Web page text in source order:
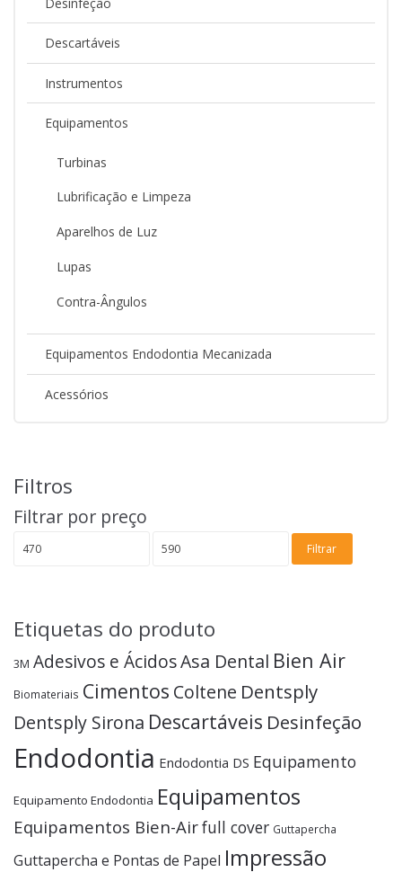
Descartáveis
Instrumentos
Equipamentos
Turbinas
Lubrificação e Limpeza
Aparelhos de Luz
Lupas
Contra-Ângulos
Equipamentos Endodontia Mecanizada
Acessórios
Filtros
Filtrar por preço
mínimo
máximo
Filtrar
Etiquetas do produto
3M Adesivos e ÁcidosAsa Dental Bien Air
Biomateriais Cimentos Coltene Dentsply
Dentsply Sirona Descartáveis Desinfeção
Endodontia Endodontia DS Equipamento
Equipamento Endodontia Equipamentos
Equipamentos Bien-Airfull cover Guttapercha
Guttapercha e Pontas de Papel Impressão